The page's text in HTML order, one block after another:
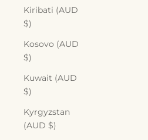
Kiribati (AUD
$)
Kosovo (AUD
$)
Kuwait (AUD
$)
Kyrgyzstan
(AUD $)